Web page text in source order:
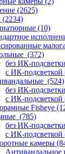
(2625)
(2234)
(10)
(372)
без ИК-подсветки
с ИК-подсветкой
(524)
без ИК-подсветки
с ИК-подсветкой
Fisheye
(785)
без ИК-подсветки
с ИК-подсветкой
камеры
Антивандальное